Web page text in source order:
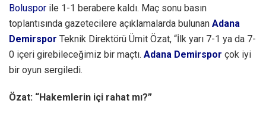
Boluspor ile 1-1 berabere kaldı. Maç sonu basın
toplantısında gazetecilere açıklamalarda bulunan Adana
Demirspor Teknik Direktörü Ümit Özat, “İlk yarı 7-1 ya da 7-
0 içeri girebileceğimiz bir maçtı. Adana Demirspor çok iyi
bir oyun sergiledi.
Özat: “Hakemlerin içi rahat mı?”